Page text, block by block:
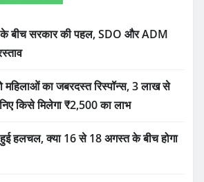
के बीच सरकार की पहल, SDO और ADM
महिलाओं का जबरदस्त रिस्पॉन्स, 3 लाख से
किसे मिलेगा ₹2,500 का लाभ
हलचल, क्या 16 से 18 अगस्त के बीच होगा